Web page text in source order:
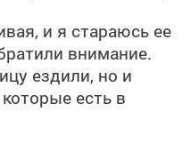
и я стараюсь ее
внимание.
ездили, но и
есть в